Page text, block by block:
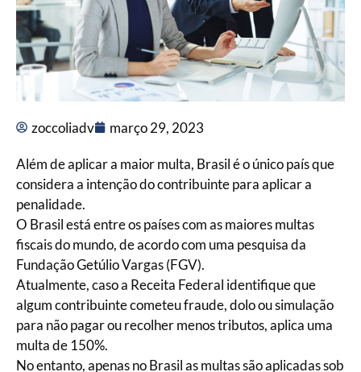
zoccoliadv março 29, 2023
Além de aplicar a maior multa, Brasil é o único país que
considera a intenção do contribuinte para aplicar a
penalidade.
O Brasil está entre os países com as maiores multas
fiscais do mundo, de acordo com uma pesquisa da
Fundação Getúlio Vargas (FGV).
Atualmente, caso a Receita Federal identifique que
algum contribuinte cometeu fraude, dolo ou simulação
para não pagar ou recolher menos tributos, aplica uma
multa de 150%.
No entanto, apenas no Brasil as multas são aplicadas sob